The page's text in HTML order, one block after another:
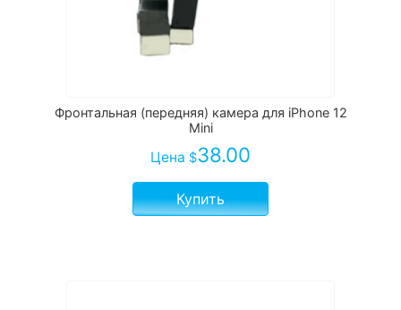
Фронтальная (передняя) камера для iPhone 12
Mini
Цена $38.00
Купить